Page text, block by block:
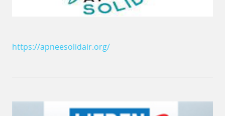
https://apneesolidair.org/